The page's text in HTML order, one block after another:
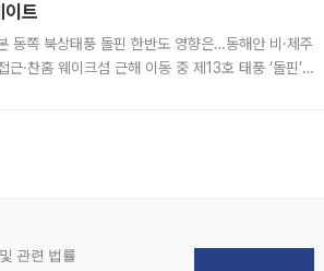
트
동쪽 북상태풍 돌핀 한반도 영향은…동해안 비·제주
·찬홈 웨이크섬 근해 이동 중 제13호 태풍 ‘돌핀’이